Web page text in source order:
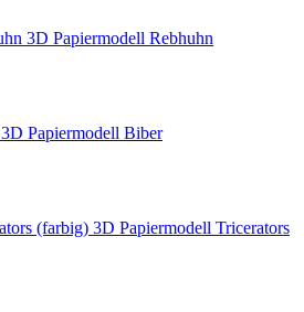
3D Papiermodell Rebhuhn
3D Papiermodell Biber
3D Papiermodell Tricerators